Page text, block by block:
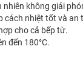
không giải
cách nhiệt tốt và an
cho cả bếp từ.
đến 180°C.